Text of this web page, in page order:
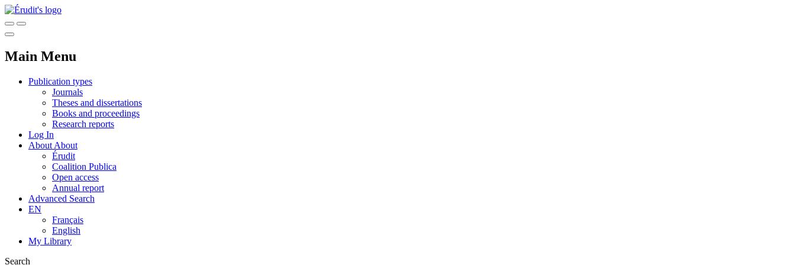
Main Menu
Publication types
Journals
Theses and dissertations
Books and proceedings
Research reports
Log In
About About
Érudit
Coalition Publica
Open access
Annual report
Advanced Search
EN
Français
English
My Library
Search